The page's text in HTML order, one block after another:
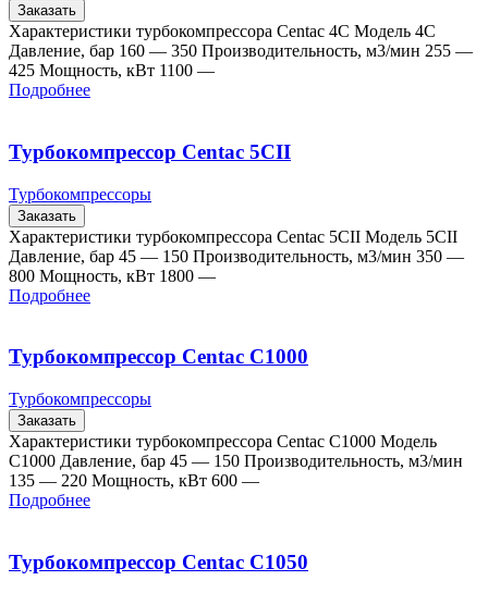
Заказать
Характеристики турбокомпрессора Centac 4C Модель 4C
Давление, бар 160 — 350 Производительность, м3/мин 255 —
425 Мощность, кВт 1100 —
Подробнее
Турбокомпрессор Centac 5CII
Турбокомпрессоры
Заказать
Характеристики турбокомпрессора Centac 5CII Модель 5CII
Давление, бар 45 — 150 Производительность, м3/мин 350 —
800 Мощность, кВт 1800 —
Подробнее
Турбокомпрессор Centac C1000
Турбокомпрессоры
Заказать
Характеристики турбокомпрессора Centac C1000 Модель
C1000 Давление, бар 45 — 150 Производительность, м3/мин
135 — 220 Мощность, кВт 600 —
Подробнее
Турбокомпрессор Centac C1050